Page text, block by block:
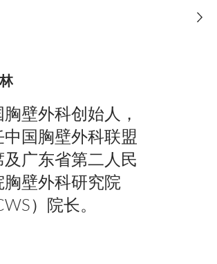
壁外科创始人，
中国胸壁外科联盟
及广东省第二人民
胸壁外科研究院
）院长。